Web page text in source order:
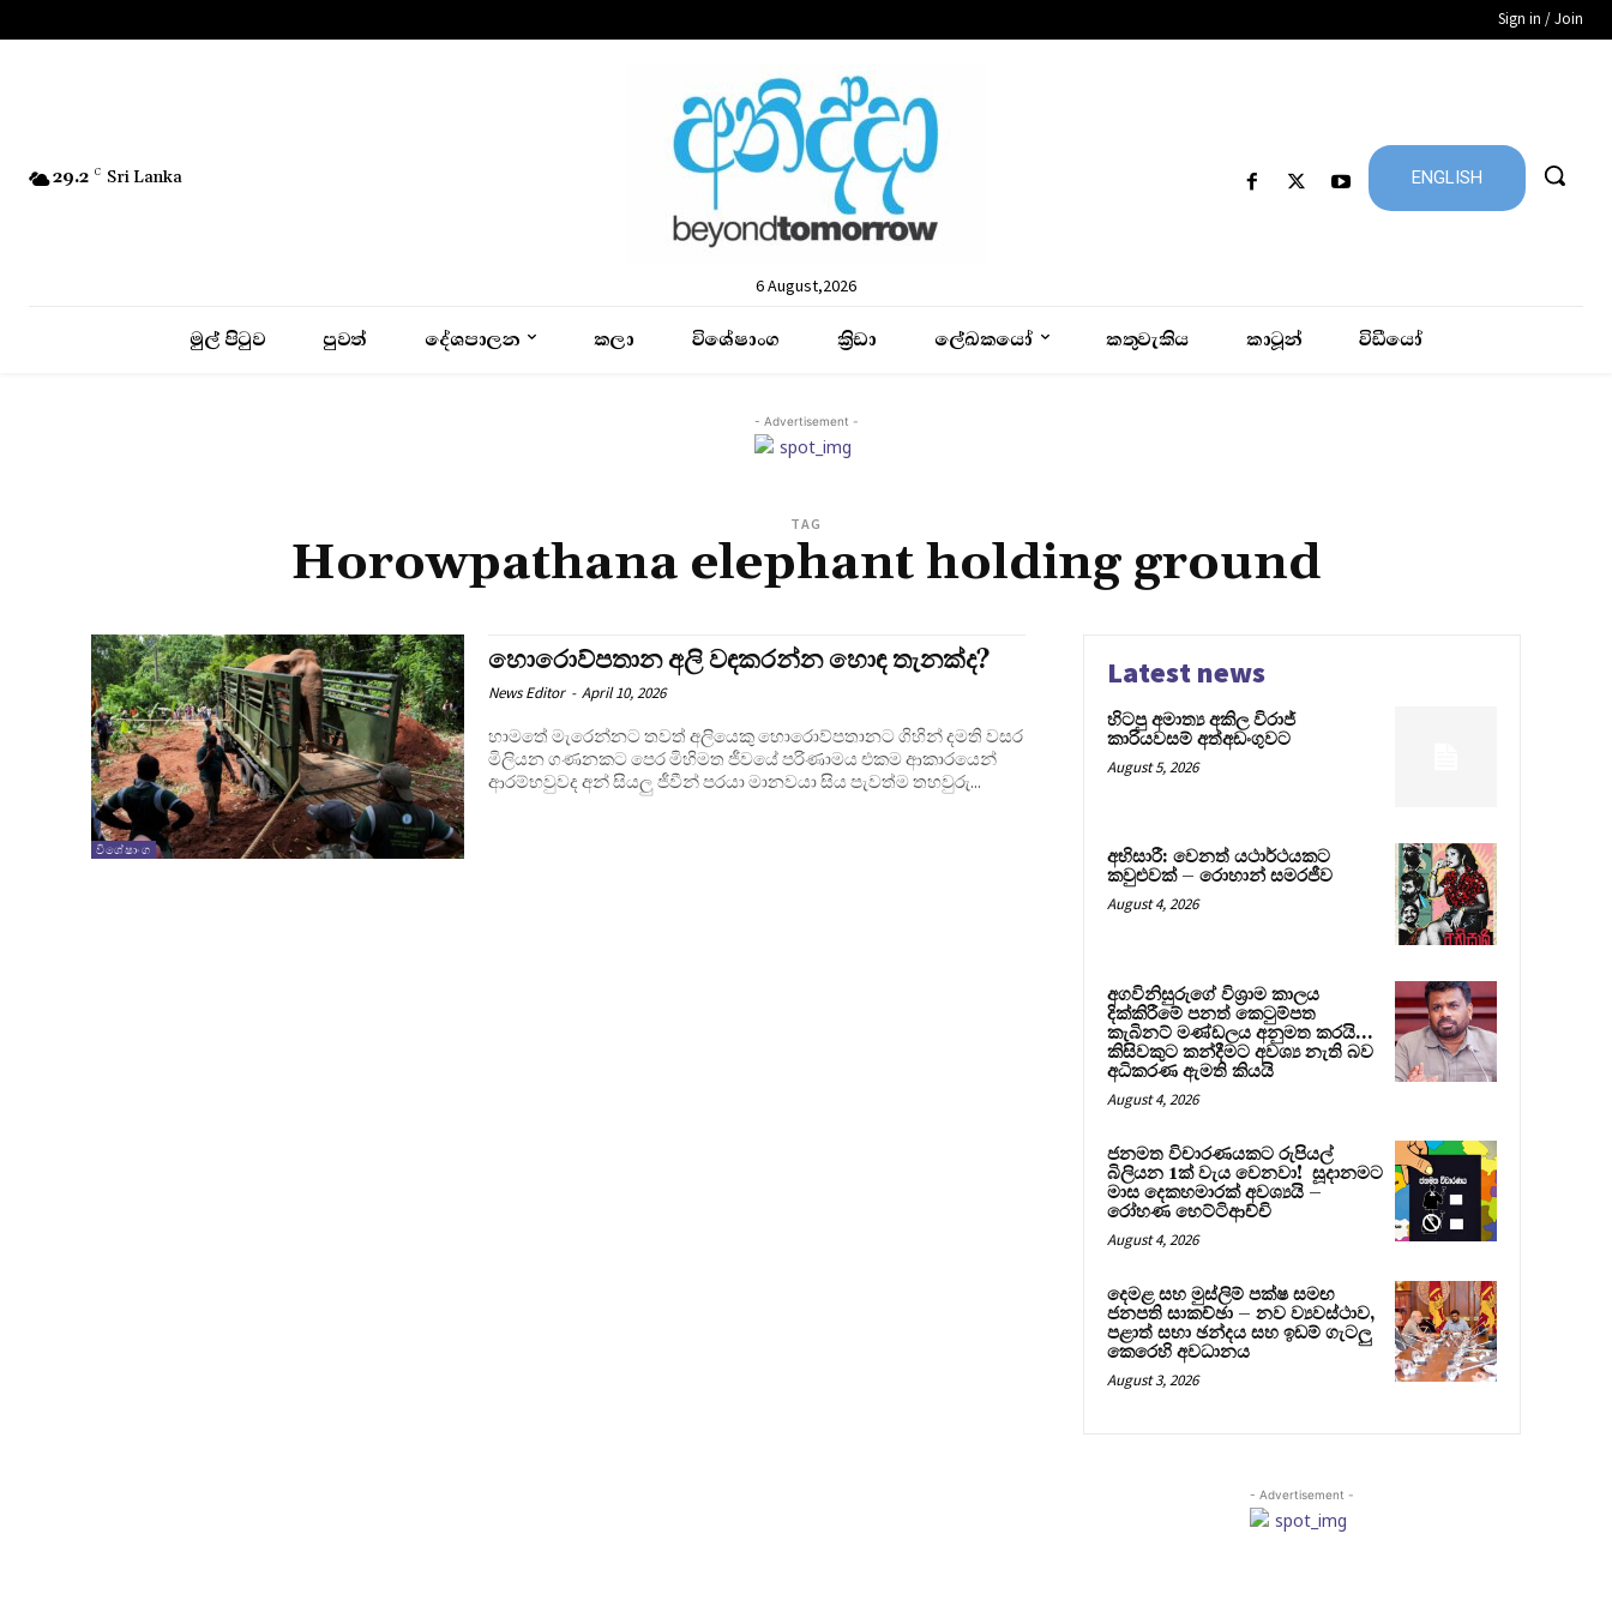
Sign in / Join
29.2 C Sri Lanka
6 August,2026
ENGLISH
මුල් පිටුව පුවත් දේශපාලන කලා විශේෂාංග ක්‍රිඩා ලේඛකයෝ කතුවැකිය කාටූන් විඩීයෝ
- Advertisement -
TAG
Horowpathana elephant holding ground
විශේෂාංග
හොරොව්පතාන අලි වඳකරන්න හොඳ තැනක්ද?
News Editor - April 10, 2026
හාමතේ මැරෙන්නට තවත් අලියෙකු හොරොව්පතානට ගිහින් දමති වසර
මිලියන ගණනකට පෙර මිහිමත ජීවයේ පරිණාමය එකම ආකාරයෙන්
ආරම්භවුවද අන් සියලු ජීවීන් පරයා මානවයා සිය පැවත්ම තහවුරු...
Latest news
හිටපු අමාත්‍ය අකිල විරාජ්
කාරියවසම් අත්අඩංගුවට
August 5, 2026
අභිසාරී: වෙනත් යථාර්ථයකට
කවුළුවක් – රොහාන් සමරජීව
August 4, 2026
අගවිනිසුරුගේ විශ්‍රාම කාලය
දික්කිරීමේ පනත් කෙටුම්පත
කැබිනට් මණ්ඩලය අනුමත කරයි…
කිසිවකුට කන්දීමට අවශ්‍ය නැති බව
අධිකරණ ඇමති කියයි
August 4, 2026
ජනමත විචාරණයකට රුපියල්
බිලියන 1ක් වැය වෙනවා! සූදානමට
මාස දෙකහමාරක් අවශ්‍යයි –
රෝහණ හෙට්ටිආච්චි
August 4, 2026
දෙමළ සහ මුස්ලිම් පක්ෂ සමඟ
ජනපති සාකච්ඡා – නව ව්‍යවස්ථාව,
පළාත් සභා ඡන්දය සහ ඉඩම් ගැටලු
කෙරෙහි අවධානය
August 3, 2026
- Advertisement -